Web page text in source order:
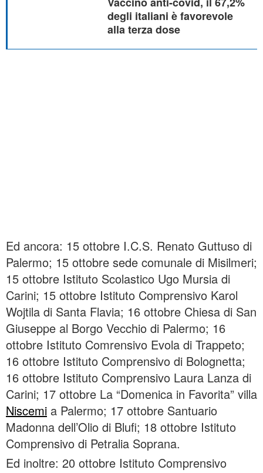
degli italiani è favorevole
alla terza dose
Ed ancora: 15 ottobre I.C.S. Renato Guttuso di
Palermo; 15 ottobre sede comunale di Misilmeri;
15 ottobre Istituto Scolastico Ugo Mursia di
Carini; 15 ottobre Istituto Comprensivo Karol
Wojtila di Santa Flavia; 16 ottobre Chiesa di San
Giuseppe al Borgo Vecchio di Palermo; 16
ottobre Istituto Comrensivo Evola di Trappeto;
16 ottobre Istituto Comprensivo di Bolognetta;
16 ottobre Istituto Comprensivo Laura Lanza di
Carini; 17 ottobre La “Domenica in Favorita” villa
Niscemi a Palermo; 17 ottobre Santuario
Madonna dell’Olio di Blufi; 18 ottobre Istituto
Comprensivo di Petralia Soprana.
Ed inoltre: 20 ottobre Istituto Comprensivo